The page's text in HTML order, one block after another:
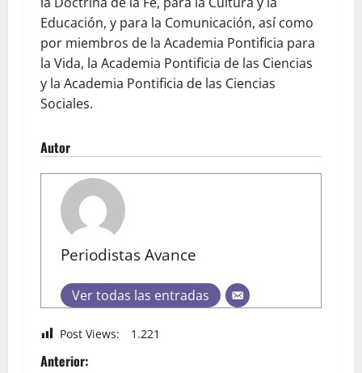
Educación, y para la Comunicación, así como
por miembros de la Academia Pontificia para
la Vida, la Academia Pontificia de las Ciencias
y la Academia Pontificia de las Ciencias
Sociales.
Autor
Periodistas Avance
Ver todas las entradas
Post Views: 1.221
Anterior: